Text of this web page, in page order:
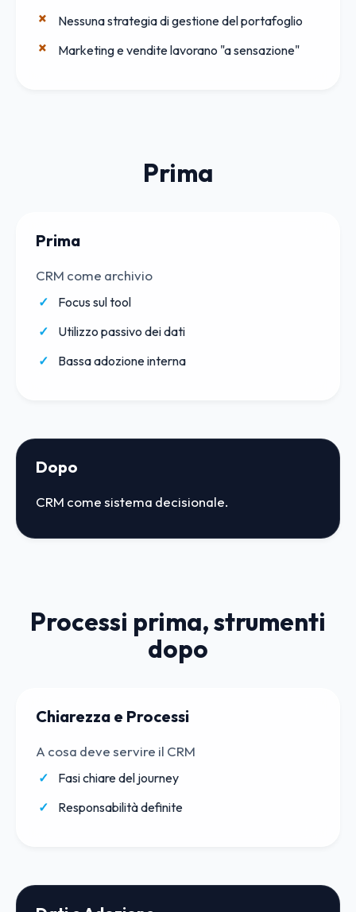
Nessuna strategia di gestione del portafoglio
Marketing e vendite lavorano "a sensazione"
Prima
Prima
CRM come archivio
Focus sul tool
Utilizzo passivo dei dati
Bassa adozione interna
Dopo
CRM come sistema decisionale.
Processi prima, strumenti
dopo
Chiarezza e Processi
A cosa deve servire il CRM
Fasi chiare del journey
Responsabilità definite